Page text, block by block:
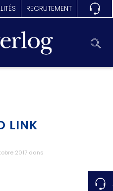
RECRUTEMENT
LINK
2017 dans